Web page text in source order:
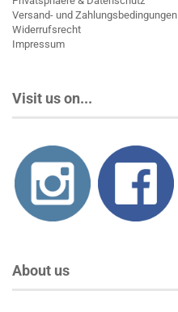
Versand- und Zahlungsbedingungen
Widerrufsrecht
Impressum
Visit us on...
About us